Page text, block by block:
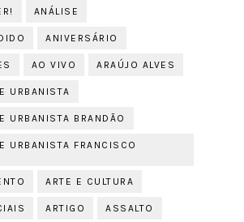
ANÁLISE
ANIVERSÁRIO
AO VIVO ARAÚJO ALVES
URBANISTA
URBANISTA BRANDÃO
URBANISTA FRANCISCO
ARTE E CULTURA
ARTIGO ASSALTO